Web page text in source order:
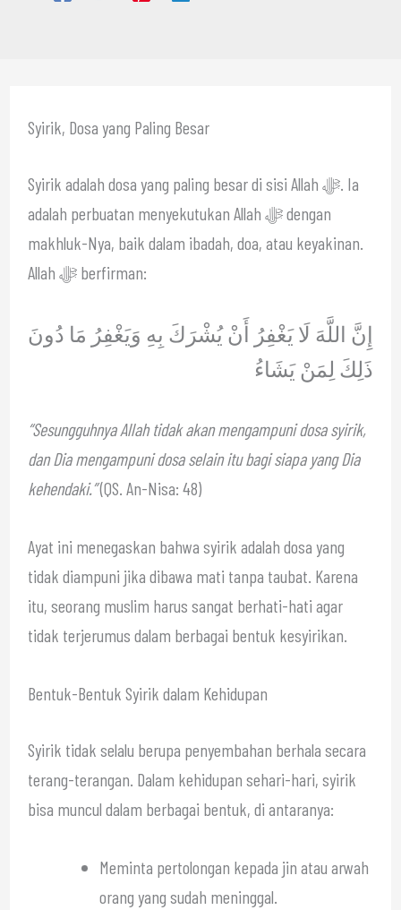
Syirik, Dosa yang Paling Besar
Syirik adalah dosa yang paling besar di sisi Allah ﷻ. Ia
adalah perbuatan menyekutukan Allah ﷻ dengan
makhluk-Nya, baik dalam ibadah, doa, atau keyakinan.
Allah ﷻ berfirman:
إِنَّ اللَّهَ لَا يَغْفِرُ أَنْ يُشْرَكَ بِهِ وَيَغْفِرُ مَا دُونَ
ذَلِكَ لِمَنْ يَشَاءُ
“Sesungguhnya Allah tidak akan mengampuni dosa syirik,
dan Dia mengampuni dosa selain itu bagi siapa yang Dia
kehendaki.”(QS. An-Nisa: 48)
Ayat ini menegaskan bahwa syirik adalah dosa yang
tidak diampuni jika dibawa mati tanpa taubat. Karena
itu, seorang muslim harus sangat berhati-hati agar
tidak terjerumus dalam berbagai bentuk kesyirikan.
Bentuk-Bentuk Syirik dalam Kehidupan
Syirik tidak selalu berupa penyembahan berhala secara
terang-terangan. Dalam kehidupan sehari-hari, syirik
bisa muncul dalam berbagai bentuk, di antaranya:
Meminta pertolongan kepada jin atau arwah
orang yang sudah meninggal.